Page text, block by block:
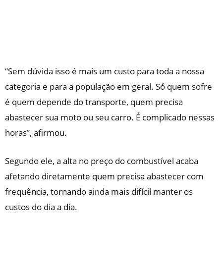
“Sem dúvida isso é mais um custo para toda a nossa
categoria e para a população em geral. Só quem sofre
é quem depende do transporte, quem precisa
abastecer sua moto ou seu carro. É complicado nessas
horas”, afirmou.
Segundo ele, a alta no preço do combustível acaba
afetando diretamente quem precisa abastecer com
frequência, tornando ainda mais difícil manter os
custos do dia a dia.